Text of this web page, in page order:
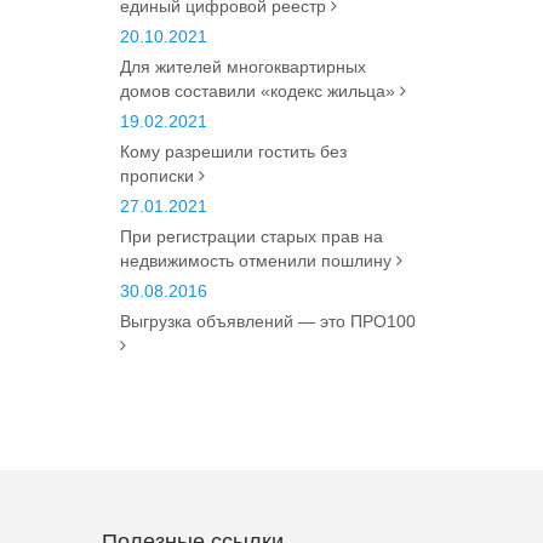
единый цифровой реестр
20.10.2021
Для жителей многоквартирных
домов составили «кодекс жильца»
19.02.2021
Кому разрешили гостить без
прописки
27.01.2021
При регистрации старых прав на
недвижимость отменили пошлину
30.08.2016
Выгрузка объявлений — это ПРО100